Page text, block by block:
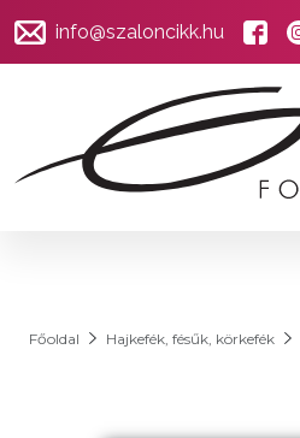
info@szaloncikk.hu
Főoldal Hajkefék, fésűk, körkefék